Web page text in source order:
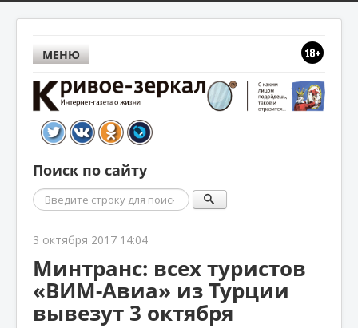
МЕНЮ
Поиск по сайту
Поиск
3 октября 2017 14:04
Минтранс: всех туристов
«ВИМ-Авиа» из Турции
вывезут 3 октября